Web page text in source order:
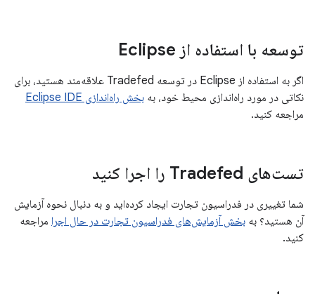
توسعه با استفاده از Eclipse
اگر به استفاده از Eclipse در توسعه Tradefed علاقه‌مند هستید، برای
نکاتی در مورد راه‌اندازی محیط خود، به بخش راه‌اندازی Eclipse IDE
مراجعه کنید.
تست‌های Tradefed را اجرا کنید
شما تغییری در فدراسیون تجارت ایجاد کرده‌اید و به دنبال نحوه آزمایش
آن هستید؟ به بخش آزمایش‌های فدراسیون تجارت در حال اجرا مراجعه
کنید.